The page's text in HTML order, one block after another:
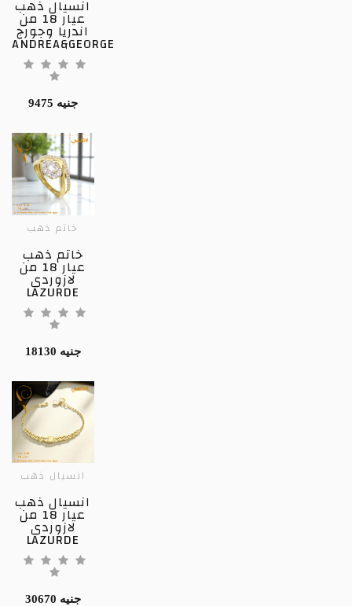
انسيال ذهب
عيار 18 من
اندريا وجورج
ANDREA&GEORGE
9475 جنيه
خاتم ذهب
خاتم ذهب
عيار 18 من
لازوردى
LAZURDE
18130 جنيه
انسيال ذهب
انسيال ذهب
عيار 18 من
لازوردى
LAZURDE
30670 جنيه